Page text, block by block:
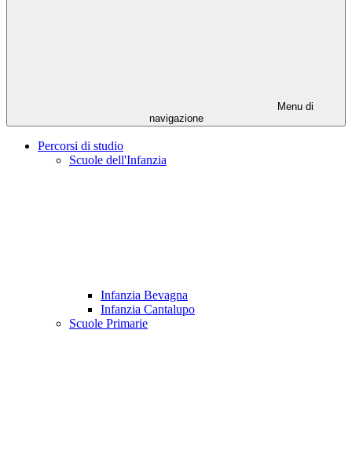
Menu di
navigazione
Percorsi di studio
Scuole dell'Infanzia
Infanzia Bevagna
Infanzia Cantalupo
Scuole Primarie